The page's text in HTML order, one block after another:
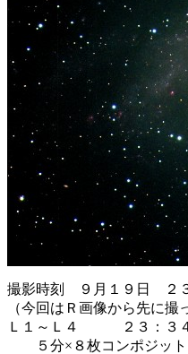
撮影時刻 ９月１９日 ２
（今回はＲ画像から先に
Ｌ１～Ｌ４ ２３：３
５分×８枚コンポジット